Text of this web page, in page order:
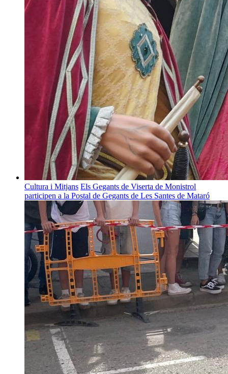
Cultura i Mitjans Els Gegants de Viserta de Monistrol
participen a la Postal de Gegants de Les Santes de Mataró